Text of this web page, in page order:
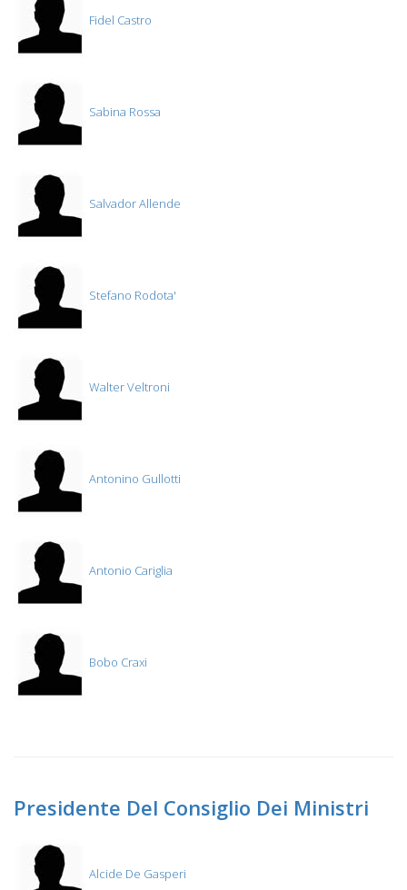
Fidel Castro
Sabina Rossa
Salvador Allende
Stefano Rodota'
Walter Veltroni
Antonino Gullotti
Antonio Cariglia
Bobo Craxi
Presidente Del Consiglio Dei Ministri
Alcide De Gasperi